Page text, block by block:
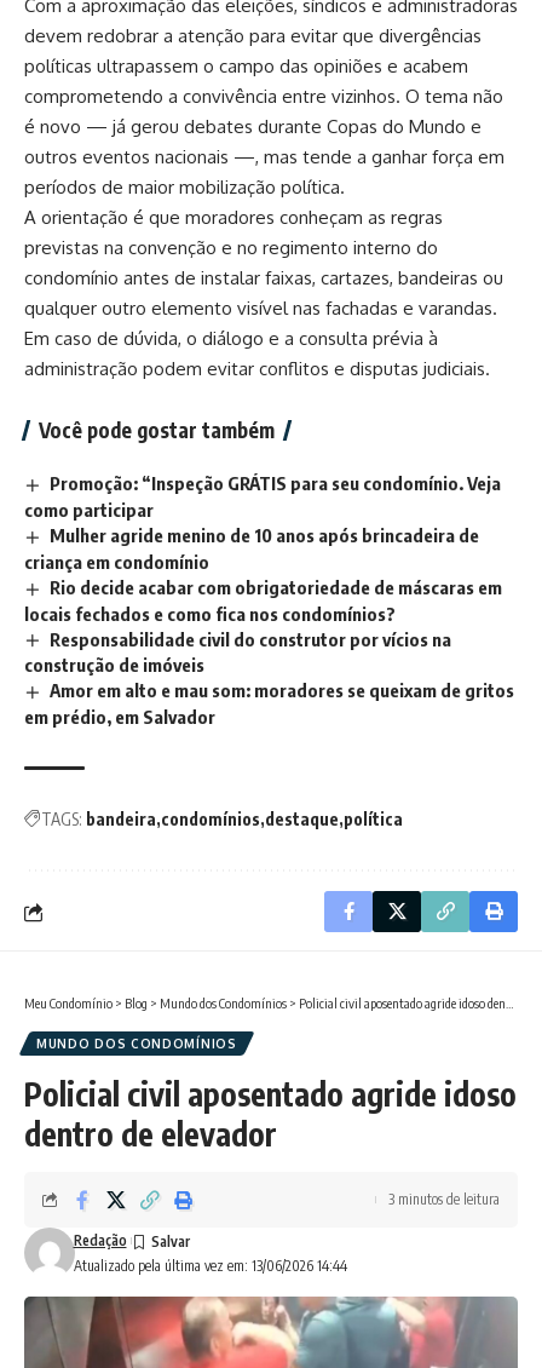
Com a aproximação das eleições, síndicos e administradoras
devem redobrar a atenção para evitar que divergências
políticas ultrapassem o campo das opiniões e acabem
comprometendo a convivência entre vizinhos. O tema não
é novo — já gerou debates durante Copas do Mundo e
outros eventos nacionais —, mas tende a ganhar força em
períodos de maior mobilização política.
A orientação é que moradores conheçam as regras
previstas na convenção e no regimento interno do
condomínio antes de instalar faixas, cartazes, bandeiras ou
qualquer outro elemento visível nas fachadas e varandas.
Em caso de dúvida, o diálogo e a consulta prévia à
administração podem evitar conflitos e disputas judiciais.
Você pode gostar também
Promoção: “Inspeção GRÁTIS para seu condomínio. Veja
como participar
Mulher agride menino de 10 anos após brincadeira de
criança em condomínio
Rio decide acabar com obrigatoriedade de máscaras em
locais fechados e como fica nos condomínios?
Responsabilidade civil do construtor por vícios na
construção de imóveis
Amor em alto e mau som: moradores se queixam de gritos
em prédio, em Salvador
TAGS: bandeira condomínios destaque política
Meu Condomínio > Blog > Mundo dos Condomínios > Policial civil aposentado agride idoso dentro de elevador
MUNDO DOS CONDOMÍNIOS
Policial civil aposentado agride idoso
dentro de elevador
Atualizado pela última vez em: 13/06/2026 14:44
Redação
3 minutos de leitura